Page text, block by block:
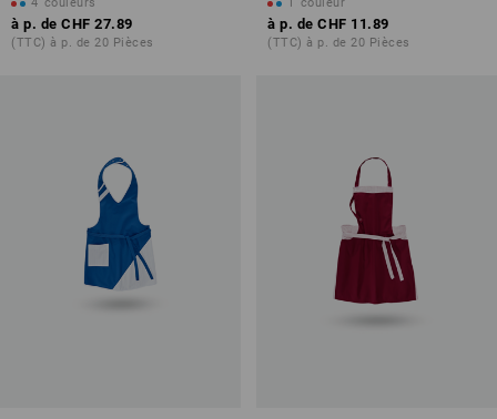
à p. de CHF 27.89
(TTC) à p. de 20 Pièces
à p. de CHF 11.89
(TTC) à p. de 20 Pièces